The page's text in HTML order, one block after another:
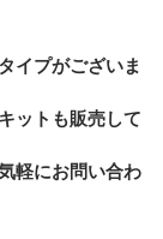
イプがございま
ットも販売して
軽にお問い合わ